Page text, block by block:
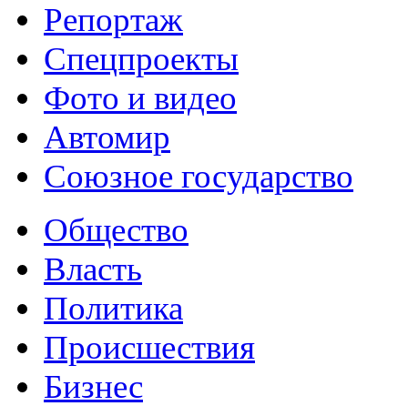
Репортаж
Спецпроекты
Фото и видео
Автомир
Союзное государство
Общество
Власть
Политика
Происшествия
Бизнес